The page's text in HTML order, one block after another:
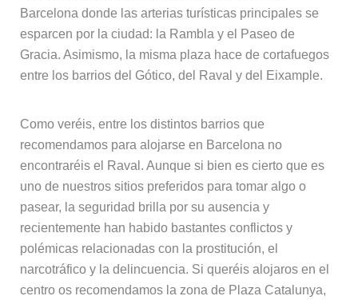
Barcelona donde las arterias turísticas principales se
esparcen por la ciudad: la Rambla y el Paseo de
Gracia. Asimismo, la misma plaza hace de cortafuegos
entre los barrios del Gótico, del Raval y del Eixample.
Como veréis, entre los distintos barrios que
recomendamos para alojarse en Barcelona no
encontraréis el Raval. Aunque si bien es cierto que es
uno de nuestros sitios preferidos para tomar algo o
pasear, la seguridad brilla por su ausencia y
recientemente han habido bastantes conflictos y
polémicas relacionadas con la prostitución, el
narcotráfico y la delincuencia. Si queréis alojaros en el
centro os recomendamos la zona de Plaza Catalunya,